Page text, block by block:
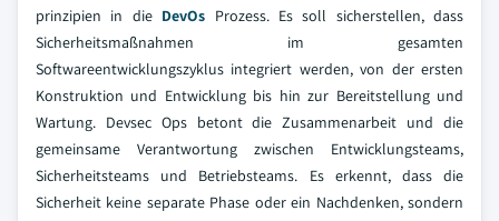
prinzipien in die DevOs Prozess. Es soll sicherstellen, dass
Sicherheitsmaßnahmen im gesamten
Softwareentwicklungszyklus integriert werden, von der ersten
Konstruktion und Entwicklung bis hin zur Bereitstellung und
Wartung. Devsec Ops betont die Zusammenarbeit und die
gemeinsame Verantwortung zwischen Entwicklungsteams,
Sicherheitsteams und Betriebsteams. Es erkennt, dass die
Sicherheit keine separate Phase oder ein Nachdenken, sondern